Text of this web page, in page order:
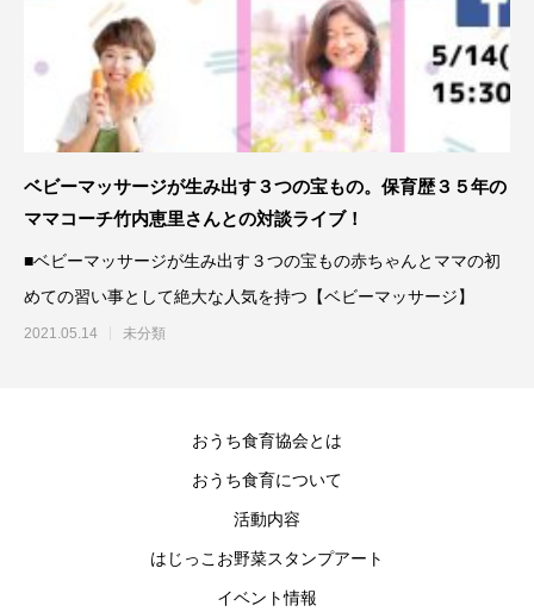
ベビーマッサージが生み出す３つの宝もの。保育歴３５年の
ママコーチ竹内恵里さんとの対談ライブ！
■ベビーマッサージが生み出す３つの宝もの赤ちゃんとママの初
めての習い事として絶大な人気を持つ【ベビーマッサージ】
2021.05.14 未分類
おうち食育協会とは
おうち食育について
活動内容
はじっこお野菜スタンプアート
イベント情報